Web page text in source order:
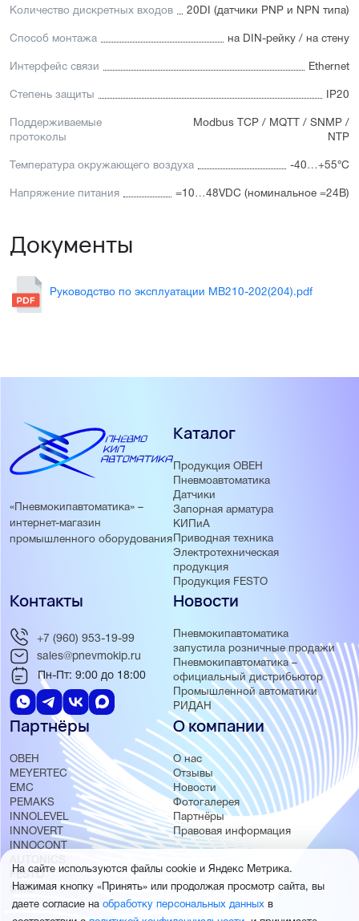
Количество дискретных входов 20DI (датчики PNP и NPN типа)
Способ монтажа на DIN-рейку / на стену
Интерфейс связи Ethernet
Степень защиты IP20
Поддерживаемые
протоколы
Modbus TCP / MQTT / SNMP /
NTP
Температура окружающего воздуха -40…+55°С
Напряжение питания =10…48VDC (номинальное =24В)
Документы
Руководство по эксплуатации МВ210-202(204).pdf
«Пневмокипавтоматика» –
интернет-магазин
промышленного оборудования
Каталог
Продукция ОВЕН
Пневмоавтоматика
Датчики
Запорная арматура
КИПиА
Приводная техника
Электротехническая
продукция
Продукция FESTO
Новости
Пневмокипавтоматика
запустила розничные продажи
Пневмокипавтоматика –
официальный дистрибьютор
Промышленной автоматики
РИДАН
Партнёры
ОВЕН
MEYERTEC
EMC
PEMAKS
INNOLEVEL
INNOVERT
INNOCONT
AUTONICS
FESTO
SMC
О компании
О нас
Отзывы
Новости
Фотогалерея
Партнёры
Правовая информация
Контакты
+7 (960) 953-19-99
sales@pnevmokip.ru
Пн-Пт: 9:00 до 18:00
На сайте используются файлы cookie и Яндекс Метрика.
Нажимая кнопку «Принять» или продолжая просмотр сайта, вы
даете согласие на обработку персональных данных в